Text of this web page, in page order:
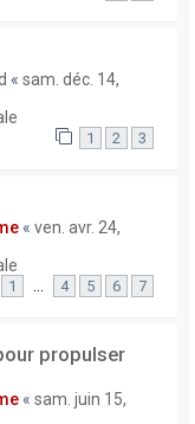
« sam. déc. 14,
1 2 3
« ven. avr. 24,
1 … 4 5 6 7
propulser
« sam. juin 15,